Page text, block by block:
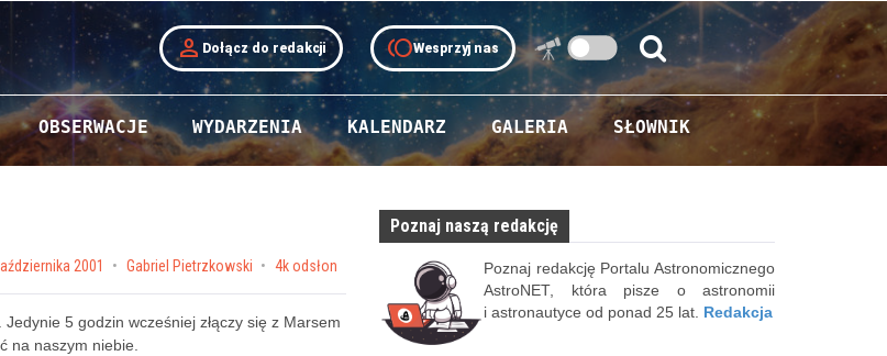
person Dołącz do redakcji tollWesprzyj nas
Szukaj:
Szukaj
OBSERWACJE WYDARZENIA KALENDARZ GALERIA SŁOWNIK
on 2001 by Gabriel Pietrzkowski 4k odsłon
5 godzin wcześniej złączy się z Marsem
na naszym niebie.
Poznaj naszą redakcję
Poznaj redakcję Portalu Astronomicznego
AstroNET, która pisze o astronomii
i astronautyce od ponad 25 lat. Redakcja